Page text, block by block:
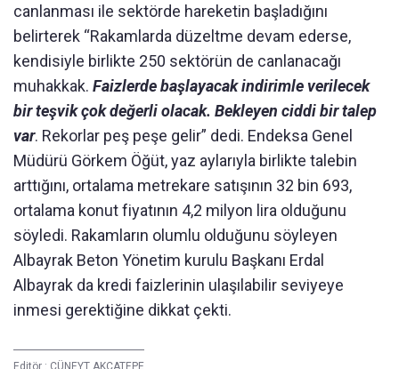
canlanması ile sektörde hareketin başladığını
belirterek “Rakamlarda düzeltme devam ederse,
kendisiyle birlikte 250 sektörün de canlanacağı
muhakkak. Faizlerde başlayacak indirimle verilecek
bir teşvik çok değerli olacak. Bekleyen ciddi bir talep
var. Rekorlar peş peşe gelir” dedi. Endeksa Genel
Müdürü Görkem Öğüt, yaz aylarıyla birlikte talebin
arttığını, ortalama metrekare satışının 32 bin 693,
ortalama konut fiyatının 4,2 milyon lira olduğunu
söyledi. Rakamların olumlu olduğunu söyleyen
Albayrak Beton Yönetim kurulu Başkanı Erdal
Albayrak da kredi faizlerinin ulaşılabilir seviyeye
inmesi gerektiğine dikkat çekti.
Editör : CÜNEYT AKÇATEPE